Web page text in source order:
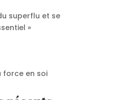
superflu et se
»
force en soi